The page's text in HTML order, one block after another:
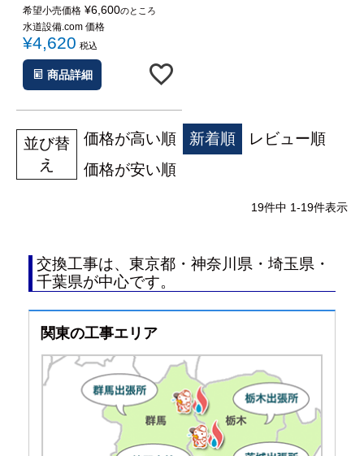
希望小売価格 ¥6,600のところ
水道設備.com 価格
¥4,620 税込
商品詳細
並び替
え
価格が高い順 新着順
レビュー順
価格が安い順
19件中 1-19件表示
交換工事は、東京都・神奈川県・埼玉県・
千葉県が中心です。
関東の工事エリア